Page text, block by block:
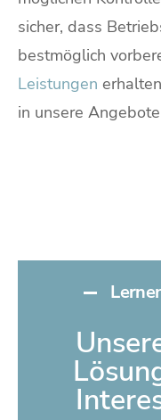
sicher, dass
bestmöglich
Leistungen
in unsere